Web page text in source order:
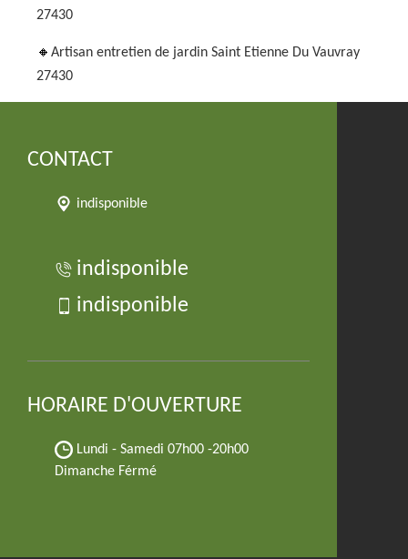
27430
Artisan entretien de jardin Saint Etienne Du Vauvray
27430
CONTACT
indisponible
indisponible
indisponible
HORAIRE D'OUVERTURE
Lundi - Samedi 07h00 -20h00
Dimanche Férmé